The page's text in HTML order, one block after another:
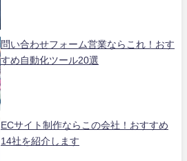
問い合わせフォーム営業ならこれ！おす
すめ自動化ツール20選
ECサイト制作ならこの会社！おすすめ
14社を紹介します